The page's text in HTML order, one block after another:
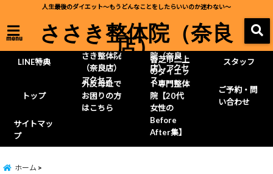
人生最後のダイエット～もうどんなことをしたらいいのか迷わない～
menu ささき整体院（奈良
店）
LINE特典
お車でのさ
さき整体院
（奈良店）
アクセス
ささき整体
院（奈良
店）アクセ
ス
スタッフ
トップ
外反母趾で
お困りの方
はこちら
香芝市二上
のダイエッ
ト専門整体
院【20代
女性の
Before
After集】
ご予約・問
い合わせ
サイトマッ
プ
ホーム